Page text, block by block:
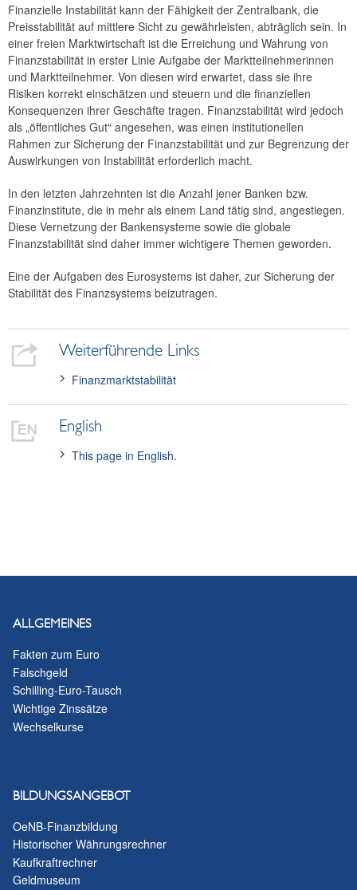
Finanzielle Instabilität kann der Fähigkeit der Zentralbank, die
Preisstabilität auf mittlere Sicht zu gewährleisten, abträglich sein. In
einer freien Marktwirtschaft ist die Erreichung und Wahrung von
Finanzstabilität in erster Linie Aufgabe der Marktteilnehmerinnen
und Marktteilnehmer. Von diesen wird erwartet, dass sie ihre
Risiken korrekt einschätzen und steuern und die finanziellen
Konsequenzen ihrer Geschäfte tragen. Finanzstabilität wird jedoch
als „öffentliches Gut“ angesehen, was einen institutionellen
Rahmen zur Sicherung der Finanzstabilität und zur Begrenzung der
Auswirkungen von Instabilität erforderlich macht.
In den letzten Jahrzehnten ist die Anzahl jener Banken bzw.
Finanzinstitute, die in mehr als einem Land tätig sind, angestiegen.
Diese Vernetzung der Bankensysteme sowie die globale
Finanzstabilität sind daher immer wichtigere Themen geworden.
Eine der Aufgaben des Eurosystems ist daher, zur Sicherung der
Stabilität des Finanzsystems beizutragen.
Weiterführende Links
Finanzmarktstabilität
English
This page in English.
ALLGEMEINES
Fakten zum Euro
Falschgeld
Schilling-Euro-Tausch
Wichtige Zinssätze
Wechselkurse
BILDUNGSANGEBOT
OeNB-Finanzbildung
Historischer Währungsrechner
Kaufkraftrechner
Geldmuseum